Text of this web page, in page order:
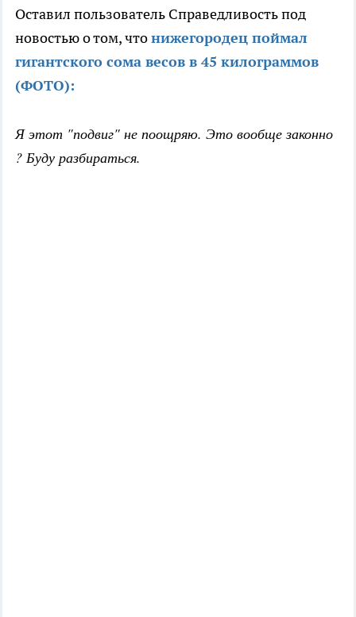
Оставил пользователь Справедливость под
новостью о том, чтонижегородец поймал
гигантского сома весов в 45 килограммов
(ФОТО):
Я этот "подвиг" не поощряю. Это вообще законно
? Буду разбираться.